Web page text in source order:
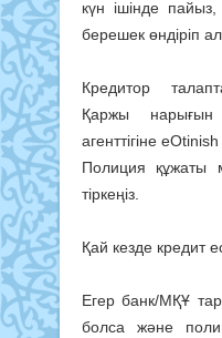
күн ішінде
берешек өндіріп
Кредитор
Қаржы
агенттігіне
Полиция құжаты
тіркеңіз.
Қай кезде кредит
Егер банк/МҚҰ
болса және